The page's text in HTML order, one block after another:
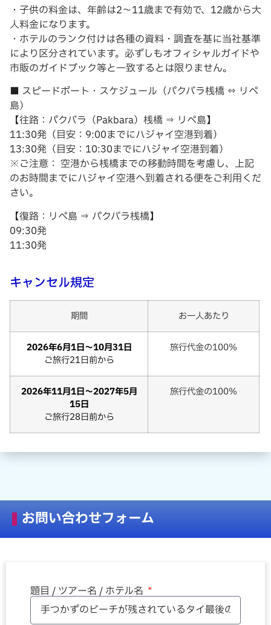
・子供の料金は、年齢は2～11歳まで有効で、12歳から大
人料金になります。
・ホテルのランク付けは各種の資料・調査を基に当社基準
により区分されています。必ずしもオフィシャルガイドや
市販のガイドブック等と一致するとは限りません。
■ スピードボート・スケジュール（パクバラ桟橋 ⇔ リペ
島）
【往路：パクバラ（Pakbara）桟橋 ⇒ リペ島】
11:30発（目安：9:00までにハジャイ空港到着）
13:30発（目安：10:30までにハジャイ空港到着）
※ご注意： 空港から桟橋までの移動時間を考慮し、上記
のお時間までにハジャイ空港へ到着される便をご利用くだ
さい。
【復路：リペ島 ⇒ パクバラ桟橋】
09:30発
11:30発
キャンセル規定
期間 お一人あたり
2026年6月1日～10月31日
ご旅行21日前から
旅行代金の100%
2026年11月1日～2027年5月
15日
ご旅行28日前から
旅行代金の100%
お問い合わせフォーム
題目 / ツアー名 / ホテル名